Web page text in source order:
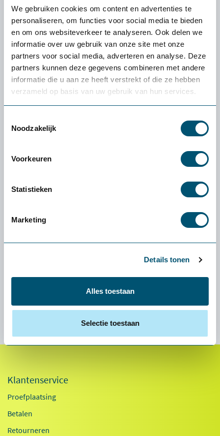
We gebruiken cookies om content en advertenties te
personaliseren, om functies voor social media te bieden
en om ons websiteverkeer te analyseren. Ook delen we
informatie over uw gebruik van onze site met onze
partners voor social media, adverteren en analyse. Deze
partners kunnen deze gegevens combineren met andere
informatie die u aan ze heeft verstrekt of die ze hebben
verzameld op basis van uw gebruik van hun services.
Noodzakelijk
Voorkeuren
Statistieken
Marketing
Details tonen
Alles toestaan
Selectie toestaan
Telefoonnummer
E-mailadres
Bericht:
Hoe heb je ons gevonden
Via Social media
Anders
Verstuur
Klantenservice
Proefplaatsing
Betalen
Retourneren